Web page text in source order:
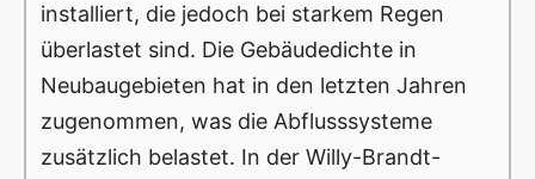
installiert, die jedoch bei starkem Regen
überlastet sind. Die Gebäudedichte in
Neubaugebieten hat in den letzten Jahren
zugenommen, was die Abflusssysteme
zusätzlich belastet. In der Willy-Brandt-